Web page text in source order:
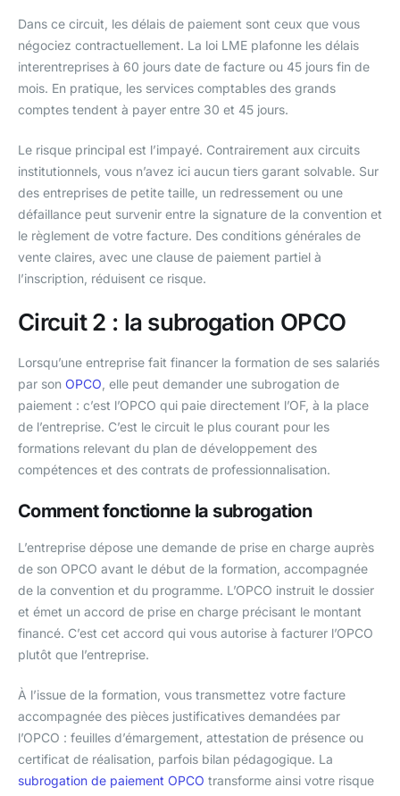
Dans ce circuit, les délais de paiement sont ceux que vous
négociez contractuellement. La loi LME plafonne les délais
interentreprises à 60 jours date de facture ou 45 jours fin de
mois. En pratique, les services comptables des grands
comptes tendent à payer entre 30 et 45 jours.
Le risque principal est l’impayé. Contrairement aux circuits
institutionnels, vous n’avez ici aucun tiers garant solvable. Sur
des entreprises de petite taille, un redressement ou une
défaillance peut survenir entre la signature de la convention et
le règlement de votre facture. Des conditions générales de
vente claires, avec une clause de paiement partiel à
l’inscription, réduisent ce risque.
Circuit 2 : la subrogation OPCO
Lorsqu’une entreprise fait financer la formation de ses salariés
par son OPCO , elle peut demander une subrogation de
paiement : c’est l’OPCO qui paie directement l’OF, à la place
de l’entreprise. C’est le circuit le plus courant pour les
formations relevant du plan de développement des
compétences et des contrats de professionnalisation.
Comment fonctionne la subrogation
L’entreprise dépose une demande de prise en charge auprès
de son OPCO avant le début de la formation, accompagnée
de la convention et du programme. L’OPCO instruit le dossier
et émet un accord de prise en charge précisant le montant
financé. C’est cet accord qui vous autorise à facturer l’OPCO
plutôt que l’entreprise.
À l’issue de la formation, vous transmettez votre facture
accompagnée des pièces justificatives demandées par
l’OPCO : feuilles d’émargement, attestation de présence ou
certificat de réalisation, parfois bilan pédagogique. La
subrogation de paiement OPCO transforme ainsi votre risque